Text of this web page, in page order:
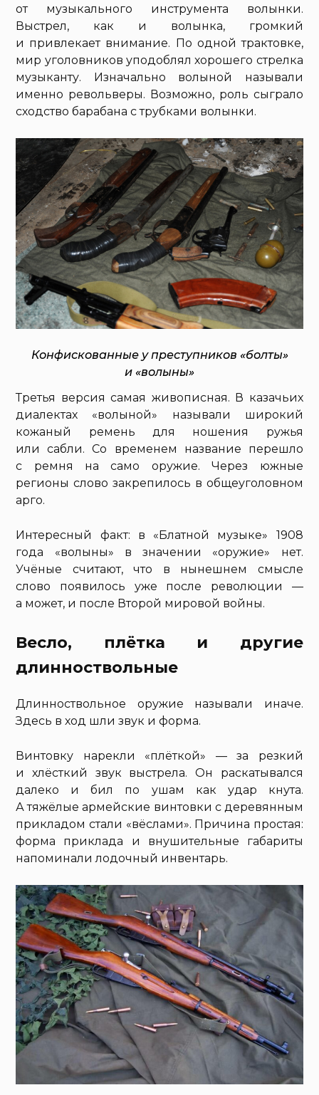
от музыкального инструмента волынки.
Выстрел, как и волынка, громкий
и привлекает внимание. По одной трактовке,
мир уголовников уподоблял хорошего стрелка
музыканту. Изначально волыной называли
именно револьверы. Возможно, роль сыграло
сходство барабана с трубками волынки.
Конфискованные у преступников «болты»
и «волыны»
Третья версия самая живописная. В казачьих
диалектах «волыной» называли широкий
кожаный ремень для ношения ружья
или сабли. Со временем название перешло
с ремня на само оружие. Через южные
регионы слово закрепилось в общеуголовном
арго.
Интересный факт: в «Блатной музыке» 1908
года «волыны» в значении «оружие» нет.
Учёные считают, что в нынешнем смысле
слово появилось уже после революции —
а может, и после Второй мировой войны.
Весло, плётка и другие
длинноствольные
Длинноствольное оружие называли иначе.
Здесь в ход шли звук и форма.
Винтовку нарекли «плёткой» — за резкий
и хлёсткий звук выстрела. Он раскатывался
далеко и бил по ушам как удар кнута.
А тяжёлые армейские винтовки с деревянным
прикладом стали «вёслами». Причина простая:
форма приклада и внушительные габариты
напоминали лодочный инвентарь.